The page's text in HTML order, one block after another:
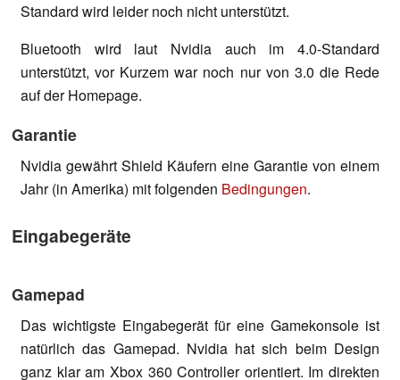
Standard wird leider noch nicht unterstützt.
Bluetooth wird laut Nvidia auch im 4.0-Standard
unterstützt, vor Kurzem war noch nur von 3.0 die Rede
auf der Homepage.
Garantie
Nvidia gewährt Shield Käufern eine Garantie von einem
Jahr (in Amerika) mit folgenden Bedingungen.
Eingabegeräte
Gamepad
Das wichtigste Eingabegerät für eine Gamekonsole ist
natürlich das Gamepad. Nvidia hat sich beim Design
ganz klar am Xbox 360 Controller orientiert. Im direkten